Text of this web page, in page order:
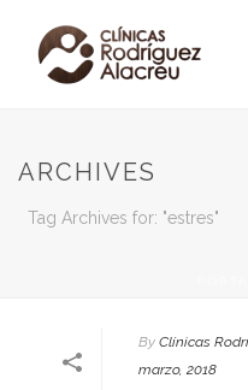
ARCHIVES
Tag Archives for: "estres"
By Clínicas
marzo, 2018